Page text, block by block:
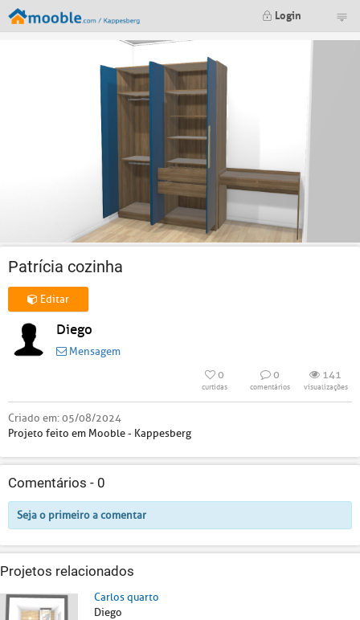
Login
Patrícia cozinha
Editar
Diego
Mensagem
0
curtidas
0
comentários
141
visualizações
Criado em:05/08/2024
Projeto feito em Mooble - Kappesberg
Comentários - 0
Seja o primeiro a comentar
Projetos relacionados
Carlos quarto
Diego